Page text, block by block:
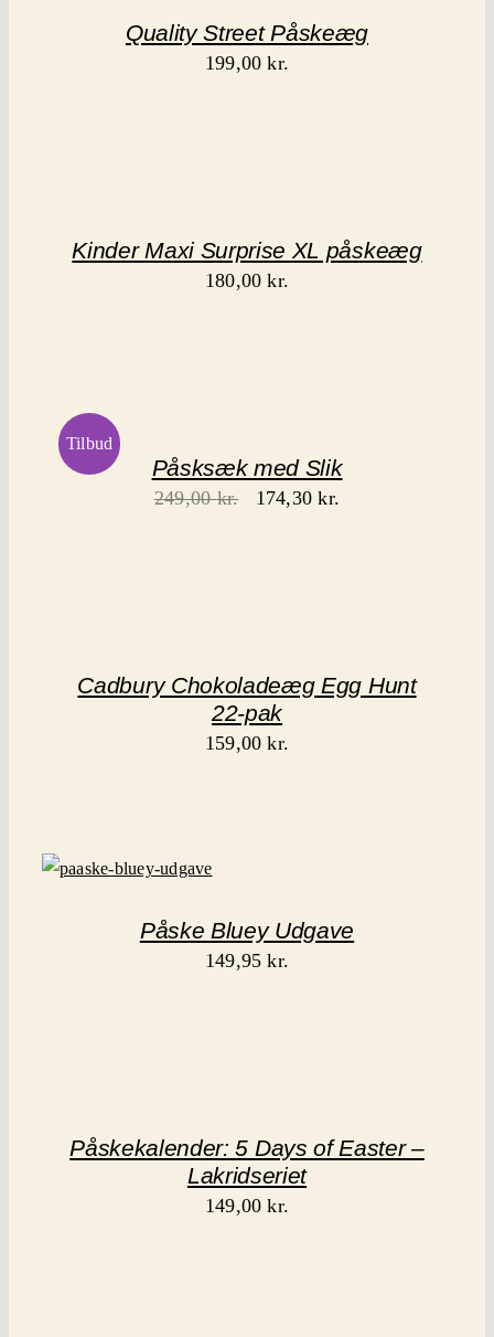
Quality Street Påskeæg
199,00kr.
Kinder Maxi Surprise XL påskeæg
180,00kr.
Tilbud
Påsksæk med Slik
249,00kr.
Den
174,30kr.
Cadbury Chokoladeæg Egg Hunt
22-pak
159,00kr.
Påske Bluey Udgave
149,95kr.
Påskekalender: 5 Days of Easter –
Lakridseriet
149,00kr.